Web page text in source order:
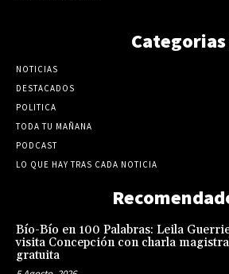
Categorias
NOTICIAS
DESTACADOS
POLITICA
TODA TU MAÑANA
PODCAST
LO QUE HAY TRAS CADA NOTICIA
Bío-Bío en 100 Palabras: Leila
visita Concepción con charla
gratuita